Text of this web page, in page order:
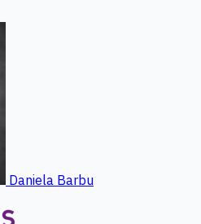
Daniela Barbu